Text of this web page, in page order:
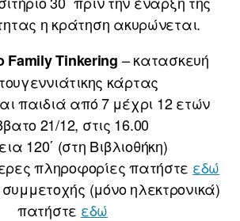
η κράτηση ακυρώνεται.
Family Tinkering – κατασκευή
κάρτας
παιδιά από 7 μέχρι 12 ετών
21/12, στις 16.00
120΄ (στη Βιβλιοθήκη)
πληροφορίες πατήστε εδώ
(μόνο ηλεκτρονικά)
πατήστε εδώ